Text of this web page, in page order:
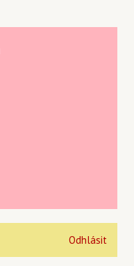
Odhlásit